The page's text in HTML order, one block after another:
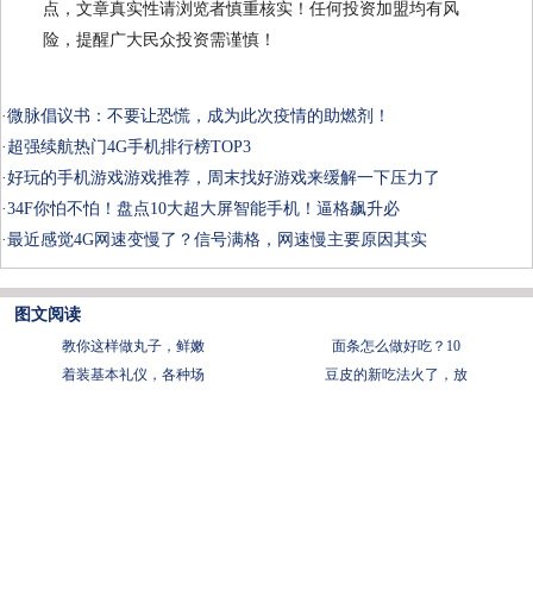
点，文章真实性请浏览者慎重核实！任何投资加盟均有风
险，提醒广大民众投资需谨慎！
·微脉倡议书：不要让恐慌，成为此次疫情的助燃剂！
· 超强续航热门4G手机排行榜TOP3
·好玩的手机游戏游戏推荐，周末找好游戏来缓解一下压力了
·34F你怕不怕！盘点10大超大屏智能手机！逼格飙升必
·最近感觉4G网速变慢了？信号满格，网速慢主要原因其实
图文阅读
教你这样做丸子，鲜嫩
面条怎么做好吃？10
着装基本礼仪，各种场
豆皮的新吃法火了，放